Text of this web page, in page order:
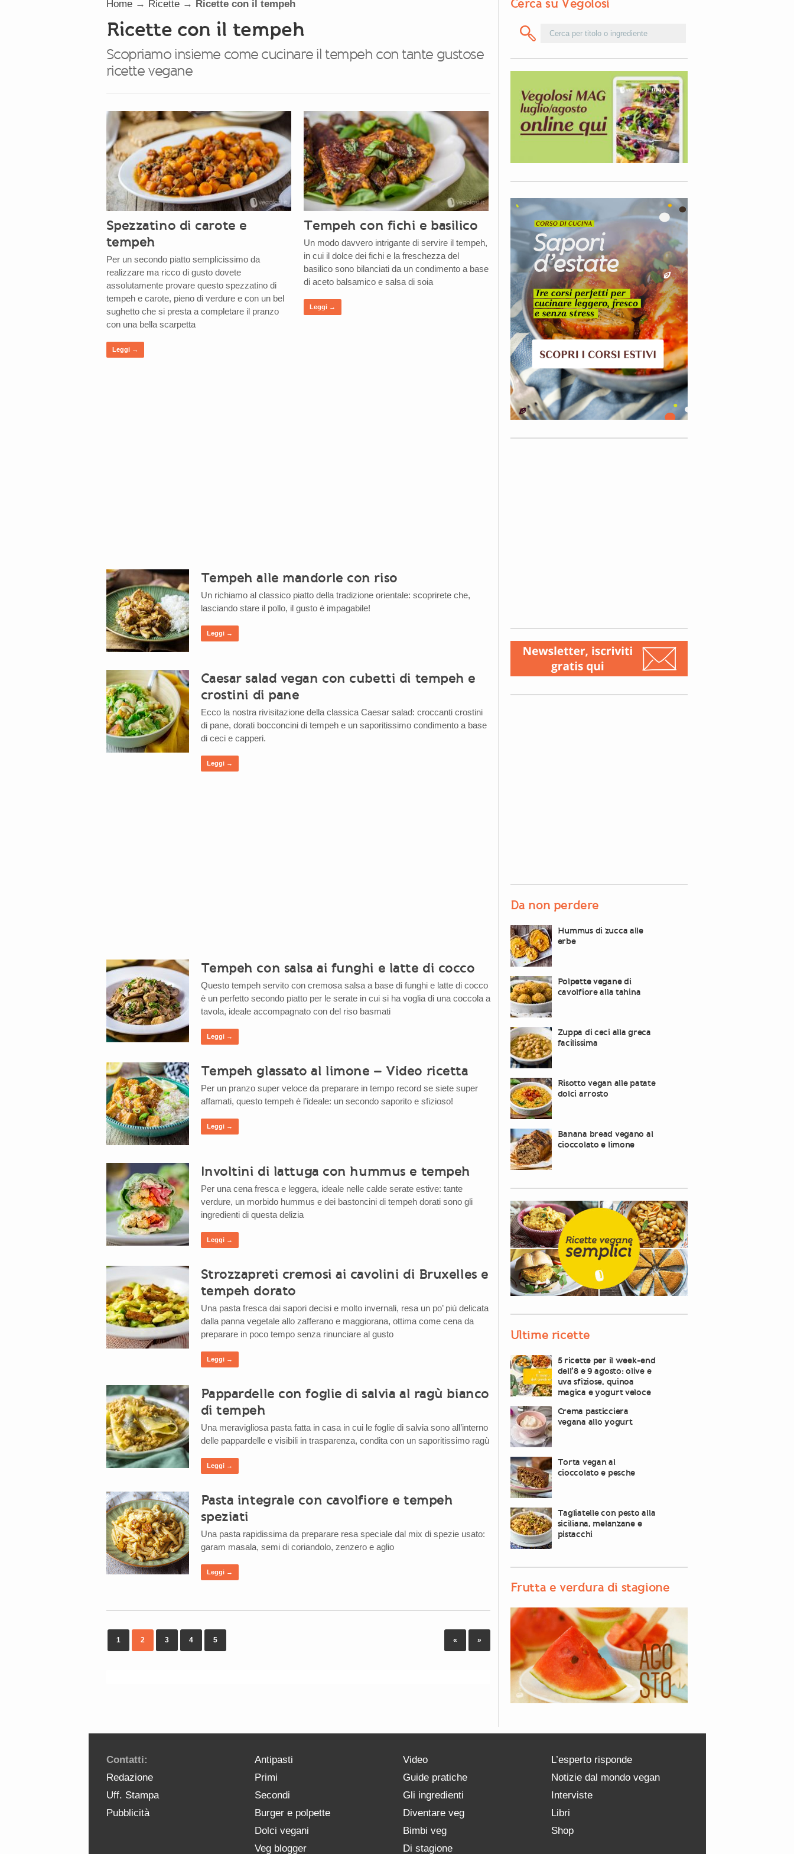
Home→ Ricette→ Ricette con il tempeh
Ricette con il tempeh
Scopriamo insieme come cucinare il tempeh con tante gustose
ricette vegane
Spezzatino di carote e
tempeh
Per un secondo piatto semplicissimo da
realizzare ma ricco di gusto dovete
assolutamente provare questo spezzatino di
tempeh e carote, pieno di verdure e con un bel
sughetto che si presta a completare il pranzo
con una bella scarpetta
Leggi →
Tempeh con fichi e basilico
Un modo davvero intrigante di servire il tempeh,
in cui il dolce dei fichi e la freschezza del
basilico sono bilanciati da un condimento a base
di aceto balsamico e salsa di soia
Leggi →
Tempeh alle mandorle con riso
Un richiamo al classico piatto della tradizione orientale: scoprirete che,
lasciando stare il pollo, il gusto è impagabile!
Leggi →
Caesar salad vegan con cubetti di tempeh e
crostini di pane
Ecco la nostra rivisitazione della classica Caesar salad: croccanti crostini
di pane, dorati bocconcini di tempeh e un saporitissimo condimento a base
di ceci e capperi.
Leggi →
Tempeh con salsa ai funghi e latte di cocco
Questo tempeh servito con cremosa salsa a base di funghi e latte di cocco
è un perfetto secondo piatto per le serate in cui si ha voglia di una coccola a
tavola, ideale accompagnato con del riso basmati
Leggi →
Tempeh glassato al limone – Video ricetta
Per un pranzo super veloce da preparare in tempo record se siete super
affamati, questo tempeh è l’ideale: un secondo saporito e sfizioso!
Leggi →
Involtini di lattuga con hummus e tempeh
Per una cena fresca e leggera, ideale nelle calde serate estive: tante
verdure, un morbido hummus e dei bastoncini di tempeh dorati sono gli
ingredienti di questa delizia
Leggi →
Strozzapreti cremosi ai cavolini di Bruxelles e
tempeh dorato
Una pasta fresca dai sapori decisi e molto invernali, resa un po’ più delicata
dalla panna vegetale allo zafferano e maggiorana, ottima come cena da
preparare in poco tempo senza rinunciare al gusto
Leggi →
Pappardelle con foglie di salvia al ragù bianco
di tempeh
Una meravigliosa pasta fatta in casa in cui le foglie di salvia sono all’interno
delle pappardelle e visibili in trasparenza, condita con un saporitissimo ragù
Leggi →
Pasta integrale con cavolfiore e tempeh
speziati
Una pasta rapidissima da preparare resa speciale dal mix di spezie usato:
garam masala, semi di coriandolo, zenzero e aglio
Leggi →
«
1 2 3 4 5 »
Cerca su Vegolosi
Da non perdere
Hummus di zucca alle
erbe
Polpette vegane di
cavolfiore alla tahina
Zuppa di ceci alla greca
facilissima
Risotto vegan alle patate
dolci arrosto
Banana bread vegano al
cioccolato e limone
Ultime ricette
5 ricette per il week-end
dell’8 e 9 agosto: olive e
uva sfiziose, quinoa
magica e yogurt veloce
Crema pasticciera
vegana allo yogurt
Torta vegan al
cioccolato e pesche
Tagliatelle con pesto alla
siciliana, melanzane e
pistacchi
Frutta e verdura di stagione
Contatti:
Redazione
Uff. Stampa
Pubblicità
Antipasti
Primi
Secondi
Burger e polpette
Dolci vegani
Veg blogger
Video
Guide pratiche
Gli ingredienti
Diventare veg
Bimbi veg
Di stagione
L’esperto risponde
Notizie dal mondo vegan
Interviste
Libri
Shop